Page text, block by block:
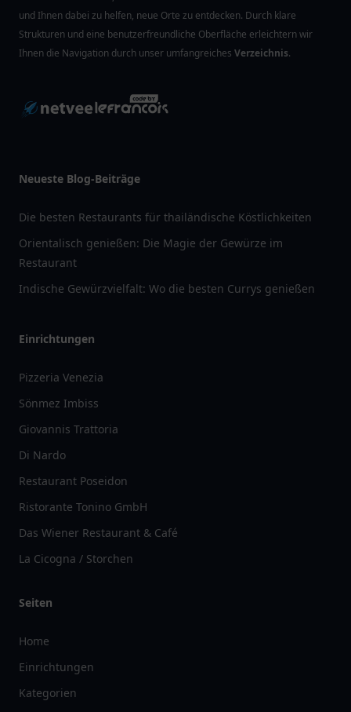
und Ihnen dabei zu helfen, neue Orte zu entdecken. Durch klare
Strukturen und eine benutzerfreundliche Oberfläche erleichtern wir
Ihnen die Navigation durch unser umfangreiches Verzeichnis.
Neueste Blog-Beiträge
Die besten Restaurants für thailändische Köstlichkeiten
Orientalisch genießen: Die Magie der Gewürze im
Restaurant
Indische Gewürzvielfalt: Wo die besten Currys genießen
Einrichtungen
Pizzeria Venezia
Sönmez Imbiss
Giovannis Trattoria
Di Nardo
Restaurant Poseidon
Ristorante Tonino GmbH
Das Wiener Restaurant & Café
La Cicogna / Storchen
Seiten
Home
Einrichtungen
Kategorien